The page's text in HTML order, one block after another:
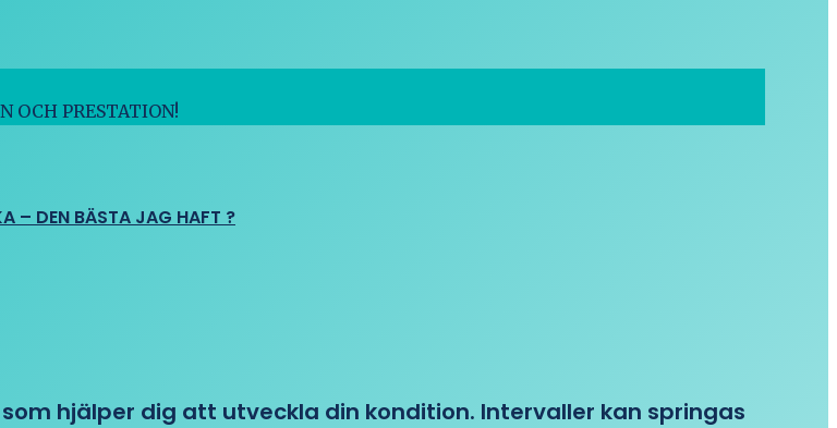
OCH PRESTATION!
– DEN BÄSTA JAG HAFT ?
hjälper dig att utveckla din kondition. Intervaller kan springas